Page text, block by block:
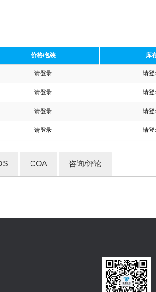
价格/包装 库
请登录 请登
请登录 请登
请登录 请登
请登录 请登
COA 咨询/评论